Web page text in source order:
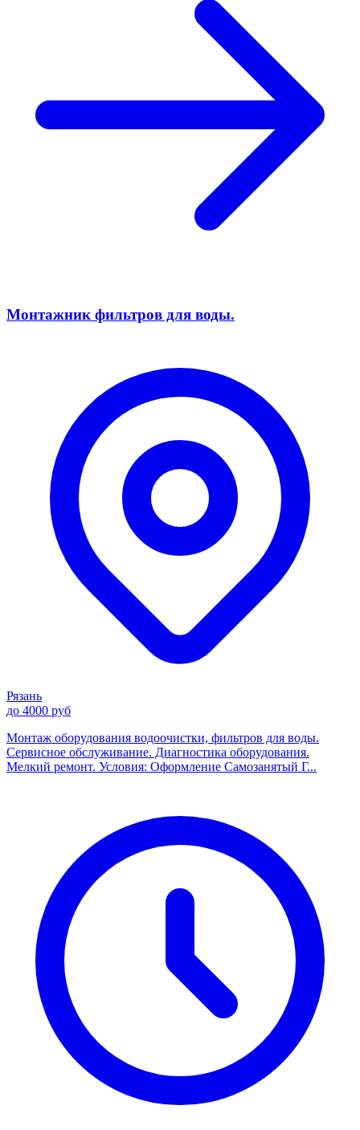
Монтажник фильтров для воды.
Рязань
до 4000 руб
Монтаж оборудования водоочистки, фильтров для воды.
Сервисное обслуживание. Диагностика оборудования.
Мелкий ремонт. Условия: Оформление Самозанятый Г...